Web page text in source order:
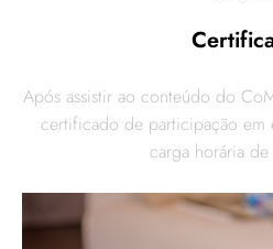
Após assistir ao conteúdo do
certificado de participação em
carga horária